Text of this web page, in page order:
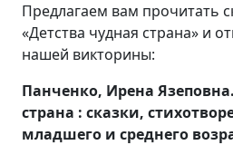
Предлагаем вам прочитать
«Детства чудная страна» и
нашей викторины:
Панченко, Ирена
страна : сказки,
младшего и среднего